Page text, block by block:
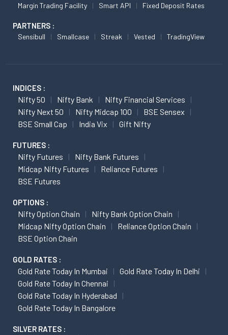
Margin Trading Facility
Smart API Fixed Deposit Rates
PARTNERS :
Sensibull Smallcase Streak Vested TradingView
INDICES :
Nifty 50 Nifty Bank
Nifty Financial Services
Nifty Next 50
Nifty Midcap 100
BSE Sensex
BSE Small Cap
India Vix Gift Nifty
FUTURES :
Nifty Futures
Nifty Bank Futures
Midcap Nifty Futures
Reliance Futures
BSE Futures
OPTIONS :
Nifty Option Chain
Nifty Bank Option Chain
Midcap Nifty Option Chain
Reliance Option Chain
BSE Option Chain
GOLD RATES :
Gold Rate Today In Mumbai
Gold Rate Today In Delhi
Gold Rate Today In Chennai
Gold Rate Today In Hyderabad
Gold Rate Today In Bangalore
SILVER RATES :